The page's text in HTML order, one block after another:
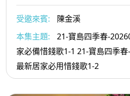
受邀來賓:
陳金溪
本集主題:
21-寶島四季春-
家必備惜錢歌1-1 21-寶島四季
最新居家必用惜錢歌1-2